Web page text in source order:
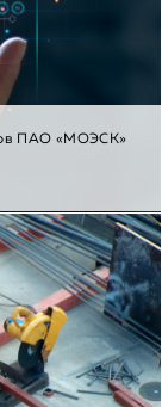
ПАО «МОЭСК»